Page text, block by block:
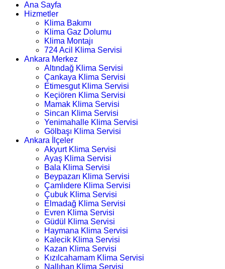
Ana Sayfa
Hizmetler
Klima Bakımı
Klima Gaz Dolumu
Klima Montajı
724 Acil Klima Servisi
Ankara Merkez
Altındağ Klima Servisi
Çankaya Klima Servisi
Etimesgut Klima Servisi
Keçiören Klima Servisi
Mamak Klima Servisi
Sincan Klima Servisi
Yenimahalle Klima Servisi
Gölbaşı Klima Servisi
Ankara İlçeler
Akyurt Klima Servisi
Ayaş Klima Servisi
Bala Klima Servisi
Beypazarı Klima Servisi
Çamlıdere Klima Servisi
Çubuk Klima Servisi
Elmadağ Klima Servisi
Evren Klima Servisi
Güdül Klima Servisi
Haymana Klima Servisi
Kalecik Klima Servisi
Kazan Klima Servisi
Kızılcahamam Klima Servisi
Nallıhan Klima Servisi